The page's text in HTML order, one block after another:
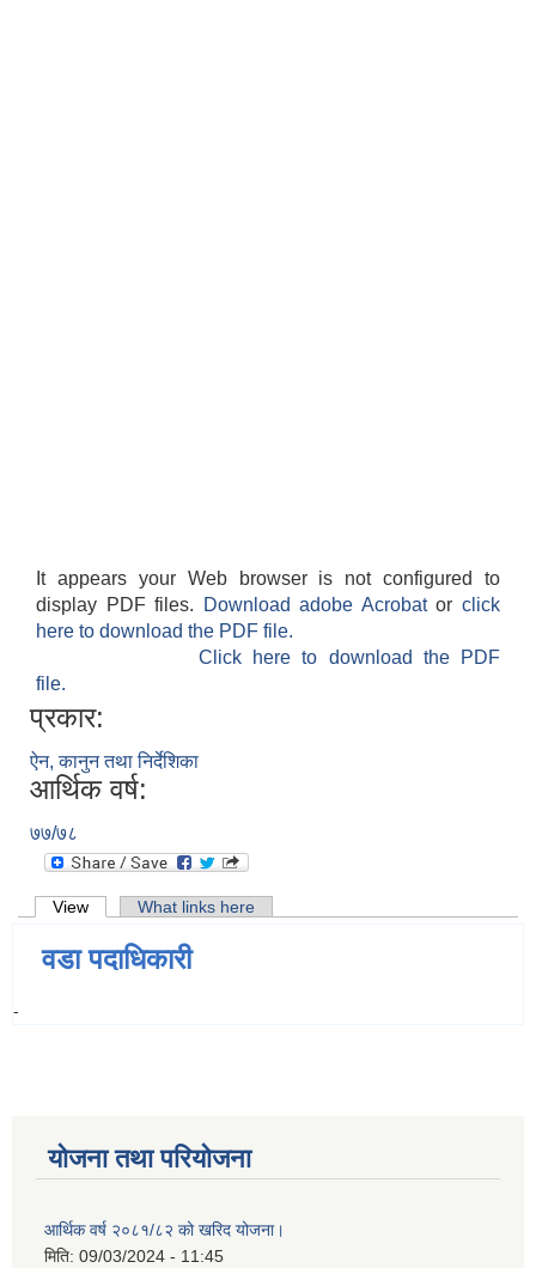
It appears your Web browser is not configured to
display PDF files.
Download adobe Acrobatorclick
here to download the PDF file.
Click here to download the PDF
file.
प्रकार:
ऐन, कानुन तथा निर्देशिका
आर्थिक वर्ष:
७७/७८
Primary tabs
View (active tab)What links here
वडा पदाधिकारी
-
योजना तथा परियोजना
आर्थिक वर्ष २०८१/८२ को खरिद योजना।
मिति: 09/03/2024 - 11:45